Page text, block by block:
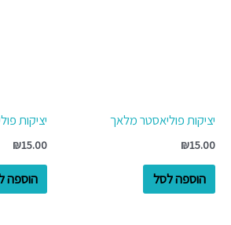
יציקות פוליאסטר מלאך
₪15.00
הוספה לסל
יציקות
₪15.00
הוספה